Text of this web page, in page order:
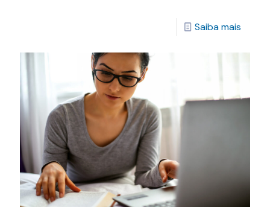
Saiba mais